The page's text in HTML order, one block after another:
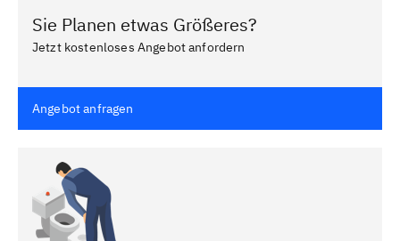
Sie Planen etwas Größeres?
Jetzt kostenloses Angebot anfordern
Angebot anfragen